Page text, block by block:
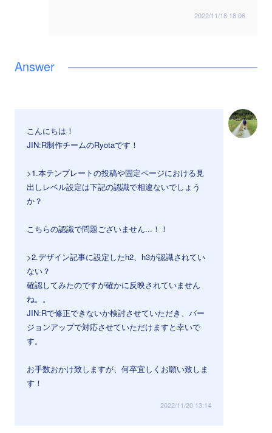
2022/11/18 18:06
こんにちは！
JIN:R制作チームのRyotaです！
>1.本テンプレートの投稿や固定ページにおける見
出しレベル設定は下記の認識で相違ないでしょう
か？
こちらの認識で問題ございません...！！
>2.デザイン記事に設定したh2、h3が認識されてい
ない？
確認してみたのですが確かに反映されていません
ね。。
JIN:Rで修正できないか検討させていただき、バー
ジョンアップで対応させていただけますと幸いで
す。
お手数おかけ致しますが、何卒宜しくお願い致しま
す！
2022/11/20 13:14